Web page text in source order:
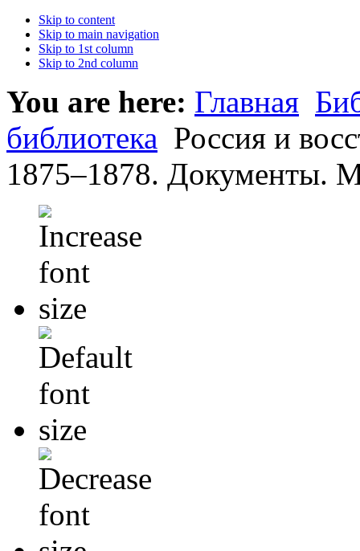
Skip to content
Skip to main navigation
Skip to 1st column
Skip to 2nd column
You are here: Главная
библиотека Россия и
1875–1878. Документы.